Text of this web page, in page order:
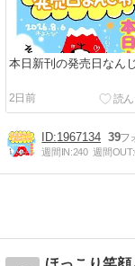
本日新刊の発売日なん
2日前
1967134 39
週間IN:240 週間OUT: